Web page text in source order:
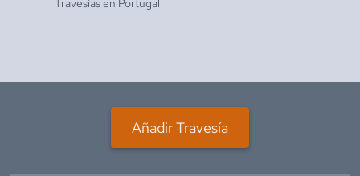
Travesías en Portugal
Añadir Travesía